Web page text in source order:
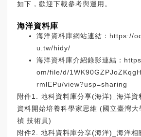
如下，歡迎下載參考與運用。
海洋資料庫
海洋資料庫網站連結： https://
u.tw/hidy/
海洋資料庫介紹錄影連結：
om/file/d/
rmlEPu/view?usp=sharing
附件1. 地科資料庫分享(海洋)_海洋資
資料開始培養科學家思維 (國立臺灣
禎 技術員)
附件2. 地科資料庫分享(海洋)_海洋相